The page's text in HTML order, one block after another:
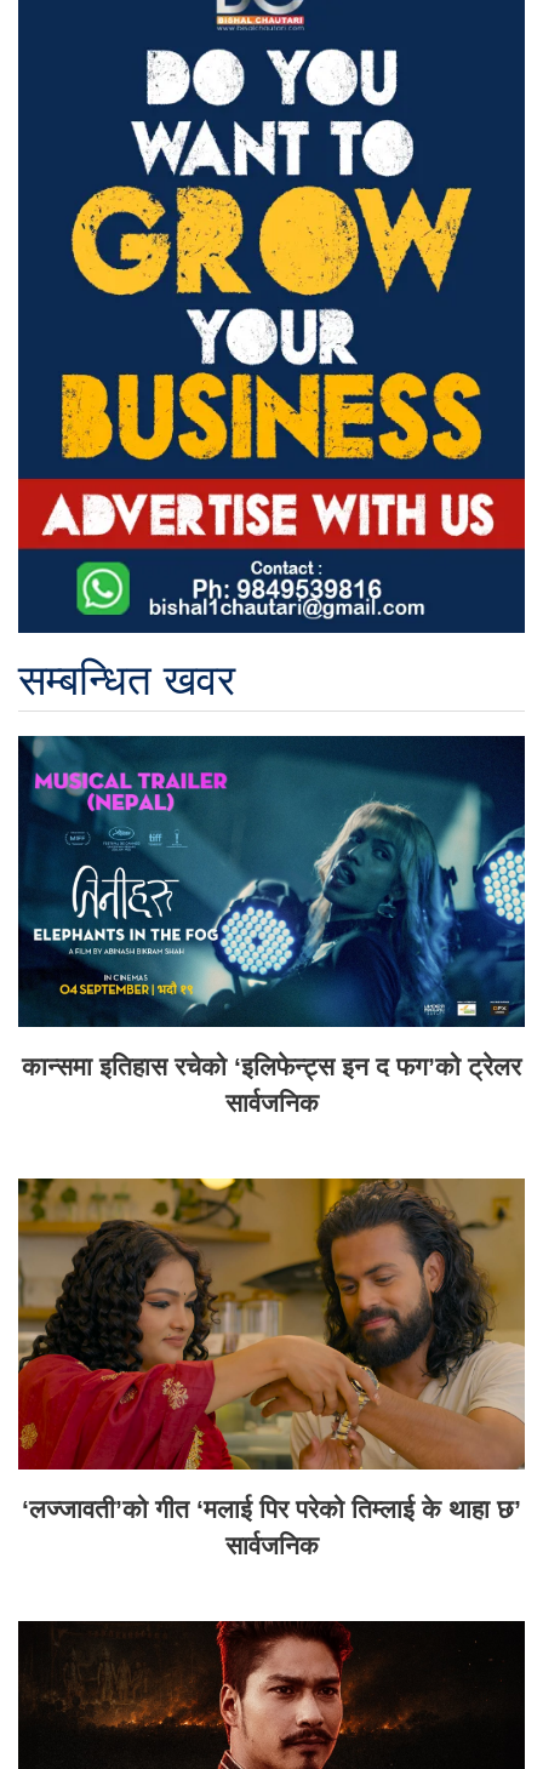
सम्बन्धित खवर
कान्समा इतिहास रचेको ‘इलिफेन्ट्स इन द फग’को ट्रेलर
सार्वजनिक
‘लज्जावती’को गीत ‘मलाई पिर परेको तिम्लाई के थाहा छ’
सार्वजनिक